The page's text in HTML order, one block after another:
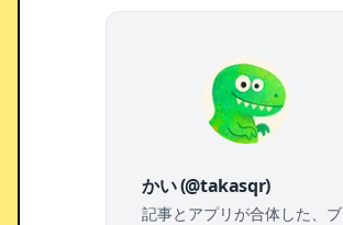
かい (@takasqr)
記事とアプリが合体した、ブ